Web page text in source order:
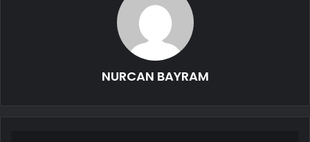
NURCAN BAYRAM